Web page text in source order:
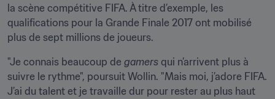
la scène compétitive FIFA. À titre d’exemple, les
qualifications pour la Grande Finale 2017 ont mobilisé
plus de sept millions de joueurs.
"Je connais beaucoup de gamers qui n’arrivent plus à
suivre le rythme", poursuit Wollin. "Mais moi, j’adore FIFA.
J’ai du talent et je travaille dur pour rester au plus haut